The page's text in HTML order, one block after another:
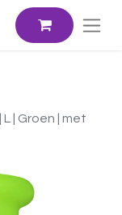
| Groen | met